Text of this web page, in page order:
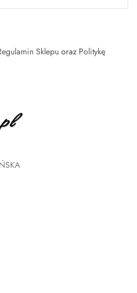
Sklepu oraz Politykę